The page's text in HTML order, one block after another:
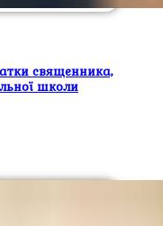
священника,
школи